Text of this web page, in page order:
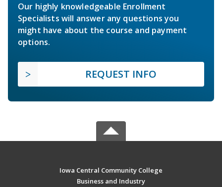
Our highly knowledgeable Enrollment
Specialists will answer any questions you
might have about the course and payment
options.
REQUEST INFO
Iowa Central Community College
Business and Industry